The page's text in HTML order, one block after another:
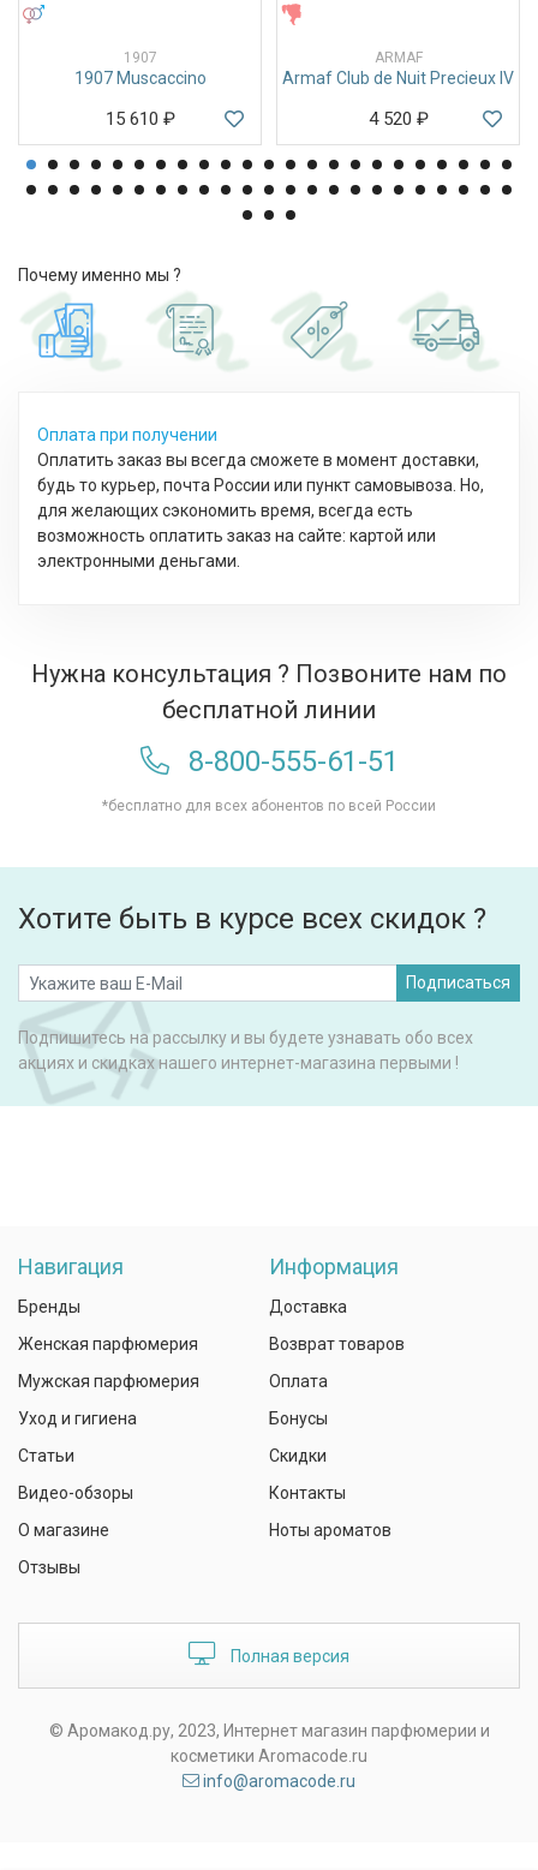
1907
1907 Muscaccino
15 610 ₽
ARMAF
Armaf Club de Nuit Precieux IV
4 520 ₽
Почему именно мы ?
Оплата при получении
Оплатить заказ вы всегда сможете в момент доставки,
будь то курьер, почта России или пункт самовывоза. Но,
для желающих сэкономить время, всегда есть
возможность оплатить заказ на сайте: картой или
электронными деньгами.
Нужна консультация ? Позвоните нам по
бесплатной линии
8-800-555-61-51
*бесплатно для всех абонентов по всей России
Хотите быть в курсе всех скидок ?
Подписаться
Подпишитесь на рассылку и вы будете узнавать обо всех
акциях и скидках нашего интернет-магазина первыми !
Навигация
Бренды
Женская парфюмерия
Мужская парфюмерия
Уход и гигиена
Статьи
Видео-обзоры
О магазине
Отзывы
Информация
Доставка
Возврат товаров
Оплата
Бонусы
Скидки
Контакты
Ноты ароматов
Полная версия
© Аромакод.ру, 2023, Интернет магазин парфюмерии и
косметики Aromacode.ru
info@aromacode.ru